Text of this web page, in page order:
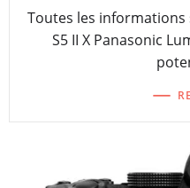
Toutes les informations
S5 II X Panasonic